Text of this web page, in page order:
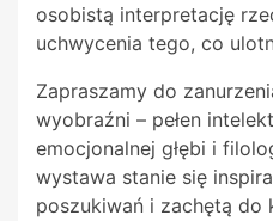
osobistą interpretację
uchwycenia tego, co
Zapraszamy do
wyobraźni – pełen
emocjonalnej głębi i
wystawa stanie się
poszukiwań i zachętą